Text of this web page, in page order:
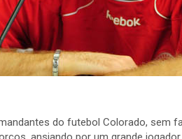
do futebol Colorado, sem